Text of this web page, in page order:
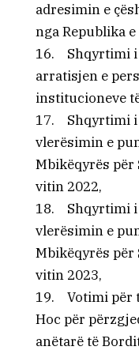
adresimin e
nga Republika e
16. Shqyrtimi i
arratisjen e
institucioneve
17. Shqyrtimi i
vlerësimin e
Mbikëqyrës për
vitin 2022,
18. Shqyrtimi i
vlerësimin e
Mbikëqyrës për
vitin 2023,
19. Votimi për
Hoc për
anëtarë të